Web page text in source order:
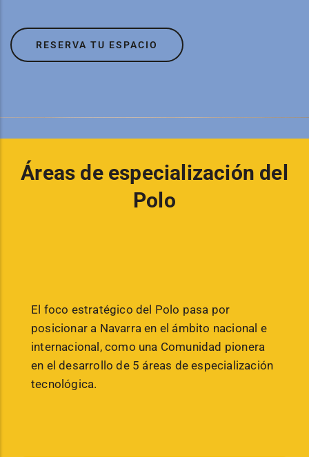
RESERVA TU ESPACIO
Áreas de especialización del
Polo
El foco estratégico del Polo pasa por
posicionar a Navarra en el ámbito nacional e
internacional, como una Comunidad pionera
en el desarrollo de 5 áreas de especialización
tecnológica.